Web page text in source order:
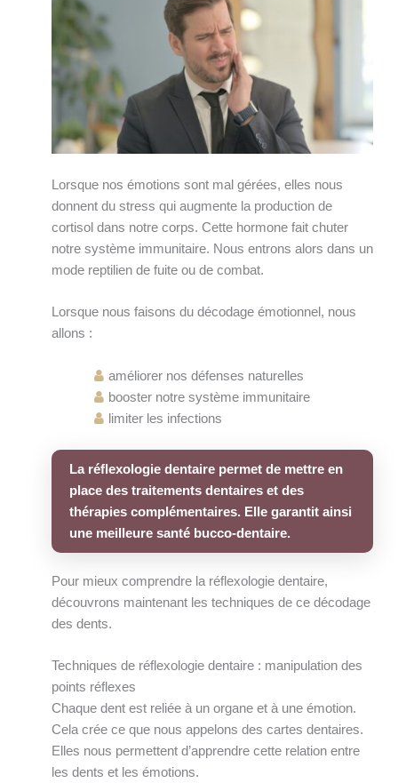
Lorsque nos émotions sont mal gérées, elles nous
donnent du stress qui augmente la production de
cortisol dans notre corps. Cette hormone fait chuter
notre système immunitaire. Nous entrons alors dans un
mode reptilien de fuite ou de combat.
Lorsque nous faisons du décodage émotionnel, nous
allons :
améliorer nos défenses naturelles
booster notre système immunitaire
limiter les infections
La réflexologie dentaire permet de mettre en
place des traitements dentaires et des
thérapies complémentaires. Elle garantit ainsi
une meilleure santé bucco-dentaire.
Pour mieux comprendre la réflexologie dentaire,
découvrons maintenant les techniques de ce décodage
des dents.
Techniques de réflexologie dentaire : manipulation des
points réflexes
Chaque dent est reliée à un organe et à une émotion.
Cela crée ce que nous appelons des cartes dentaires.
Elles nous permettent d’apprendre cette relation entre
les dents et les émotions.